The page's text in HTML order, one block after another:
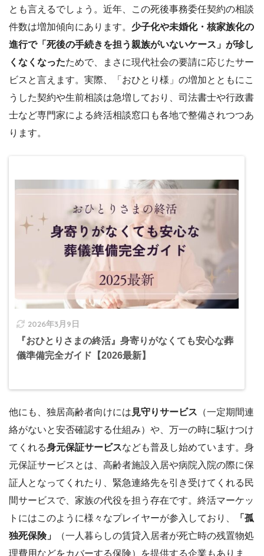
とも言えるでしょう。近年、この死後事務委任契約の相談
件数は増加傾向にあります。 少子化や未婚化・核家族化の
進行で「死後の手続きを担う親族がいないケース」が珍し
くなくなったためで、まさに現代社会の要請に応じたサー
ビスと言えます。実際、「おひとり様」の増加とともにこ
うした契約や生前相談は急増しており、司法書士や行政書
士など専門家による終活相談窓口も各地で整備されつつあ
ります。
2026年3月9日
『おひとりさまの終活』身寄りがなくても安心な葬
儀準備完全ガイド【2026最新】
他にも、独居高齢者向けには 見守りサービス （一定期間連
絡がないと安否確認する仕組み）や、万一の時に駆けつけ
てくれる身元保証サービスなども普及し始めています。身
元保証サービスとは、高齢者施設入居や病院入院の際に保
証人となってくれたり、緊急連絡先を引き受けてくれる民
間サービスで、家族の代役を担う存在です。終活マーケッ
トにはこのように様々なプレイヤーが参入しており、
「孤
独死保険」
（一人暮らしの賃貸入居者が死亡時の残置物処
理費用などをカバーする保険）を提供する企業もありま